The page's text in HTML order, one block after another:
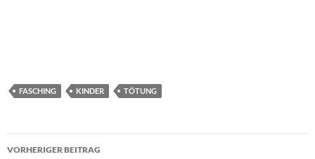
FASCHING KINDER TÖTUNG
Beitragsnavigation
VORHERIGER BEITRAG